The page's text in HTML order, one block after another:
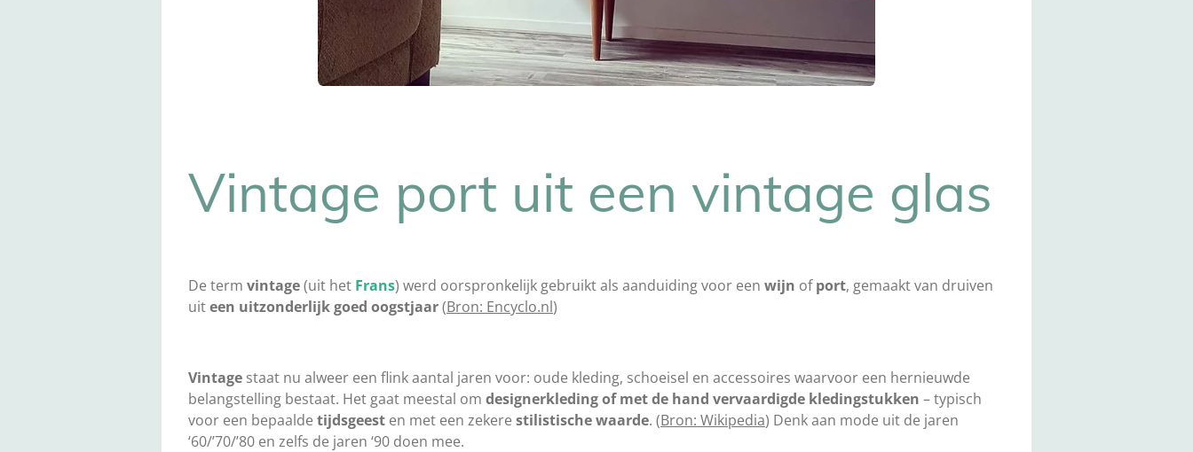
Vintage port uit een vintage glas
De term vintage(uit het Frans) werd oorspronkelijk gebruikt als aanduiding voor een wijn ofport, gemaakt van druiven
uiteen uitzonderlijk goed oogstjaar(Bron: Encyclo.nl)
Vintage staat nu alweer een flink aantal jaren voor: oude kleding, schoeisel en accessoires waarvoor een hernieuwde
belangstelling bestaat. Het gaat meestal om designerkleding of met de hand vervaardigde kledingstukken – typisch
voor een bepaalde tijdsgeest en met een zekere stilistische waarde. (Bron: Wikipedia) Denk aan mode uit de jaren
‘60/’70/’80 en zelfs de jaren ‘90 doen mee.